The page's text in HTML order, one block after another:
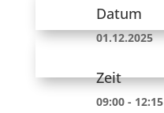
Datum
01.12.2025
Zeit
09:00 - 12:15